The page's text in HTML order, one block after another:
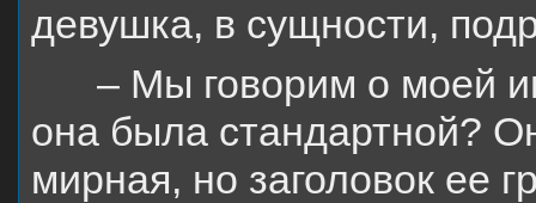
девушка, в сущности,
– Мы говорим о моей
она была стандартной?
мирная, но заголовок ее